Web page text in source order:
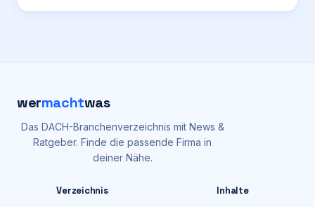
wermachtwas
Das DACH-Branchenverzeichnis mit News &
Ratgeber. Finde die passende Firma in
deiner Nähe.
Verzeichnis
Inhalte